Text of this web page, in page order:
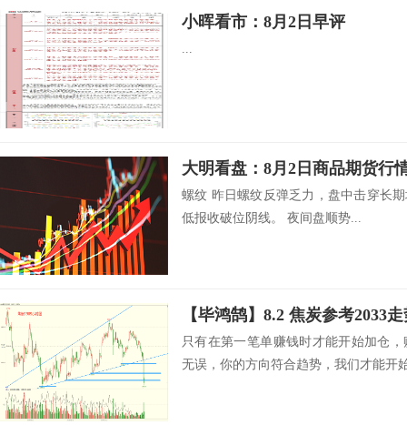
小晖看市：8月2日早评
...
大明看盘：8月2日商品期货行
螺纹 昨日螺纹反弹乏力，盘中击穿长
低报收破位阴线。 夜间盘顺势...
【毕鸿鹄】8.2 焦炭参考2033
只有在第一笔单赚钱时才能开始加仓
无误，你的方向符合趋势，我们才能开